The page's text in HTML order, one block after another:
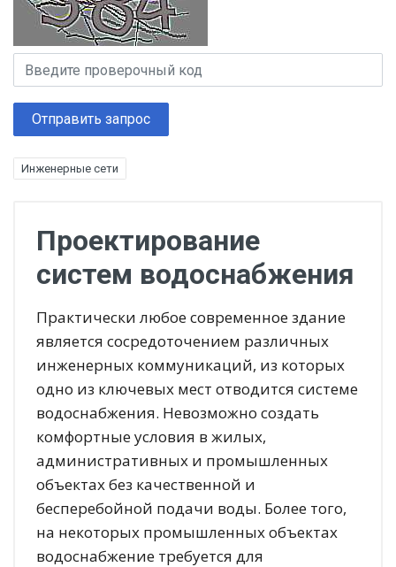
Отправить запрос
Инженерные сети
Проектирование
систем водоснабжения
Практически любое современное здание
является сосредоточением различных
инженерных коммуникаций, из которых
одно из ключевых мест отводится системе
водоснабжения. Невозможно создать
комфортные условия в жилых,
административных и промышленных
объектах без качественной и
бесперебойной подачи воды. Более того,
на некоторых промышленных объектах
водоснабжение требуется для